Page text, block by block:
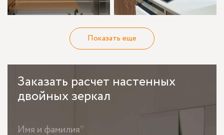
Показать еще
Заказать расчет настенных
двойных зеркал
Имя и фамилия*